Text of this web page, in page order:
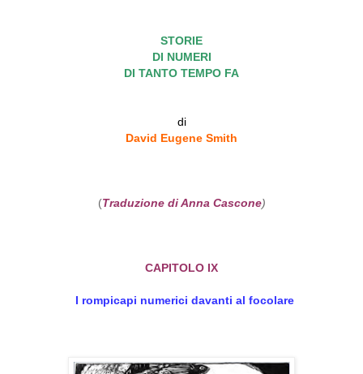
STORIE
DI NUMERI
DI TANTO TEMPO FA
di
David Eugene Smith
(Traduzione di Anna Cascone)
CAPITOLO IX
I rompicapi numerici davanti al focolare